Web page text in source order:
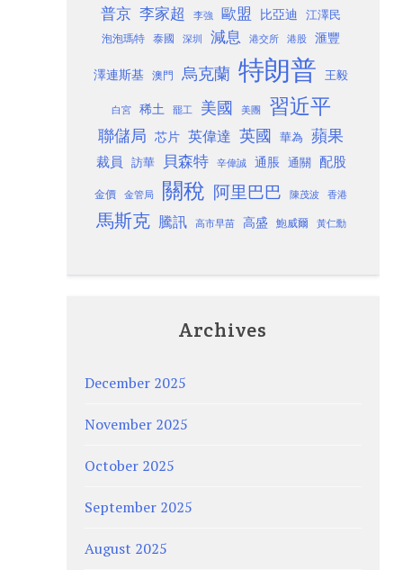
普京 李家超 李強 歐盟 比亞迪 江澤民
泡泡瑪特 泰國 深圳 減息 港交所 港股 滙豐
澤連斯基 澳門 烏克蘭 特朗普 王毅
白宮 稀土 罷工 美國 美團 習近平
聯儲局 芯片 英偉達 英國 華為 蘋果
裁員 訪華 貝森特 辛偉誠 通脹 通關 配股
金價 金管局 關稅 阿里巴巴 陳茂波 香港
馬斯克 騰訊 高市早苗 高盛 鮑威爾 黃仁勳
Archives
December 2025
November 2025
October 2025
September 2025
August 2025